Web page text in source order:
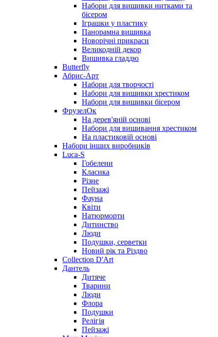
Набори для вишивки нитками та
бісером
Іграшки у пластику
Панорамна вишивка
Новорічні прикраси
Великодній декор
Вишивка гладдю
Butterfly
Абрис-Арт
Набори для творчості
Набори для вишивки хрестиком
Набори для вишивки бісером
ФрузелОк
На дерев'яній основі
Набори для вишивання хрестиком
На пластиковій основі
Набори інших виробників
Luca-S
Гобелени
Класика
Різне
Пейзажі
Фауна
Квіти
Натюрморти
Дитинство
Люди
Подушки, серветки
Новий рік та Різдво
Collection D'Art
Дантель
Дитяче
Тварини
Люди
Флора
Подушки
Релігія
Пейзажі